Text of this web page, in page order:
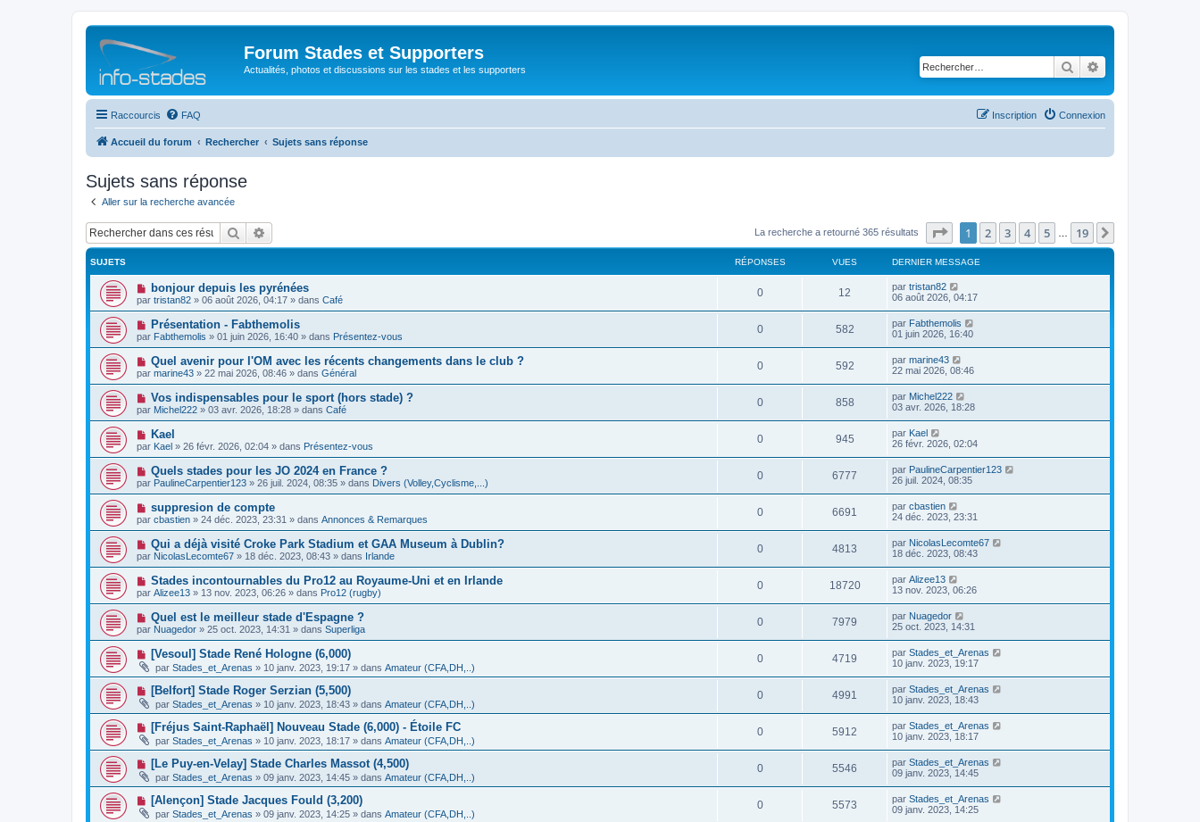
Forum Stades et Supporters
Actualités, photos et discussions sur les stades et les supporters Rechercher
Raccourcis FAQ Connexion
Inscription
Accueil du forum Rechercher Sujets sans réponse
Sujets sans réponse
Aller sur la recherche avancée
Rechercher La recherche a retourné 365 résultats Page sur19
1 2 3 4 5 19
SUJETS RÉPONSES VUES DERNIER MESSAGE
N
o
u
v
e
a
u
m
e
s
s
g
e
bonjour depuis les pyrénées
par tristan82 » 06 août 2026, 04:17 » dans Café
0 12 par tristan82
06 août 2026, 04:17
N
o
u
e
a
u
m
e
s
s
a
g
e
Présentation - Fabthemolis
par Fabthemolis » 01 juin 2026, 16:40 » dans Présentez-vous
0 582 par Fabthemolis
01 juin 2026, 16:40
N
o
u
v
a
u
m
e
s
s
a
g
e
Quel avenir pour l'OM avec les récents changements dans le club ?
par marine43 » 22 mai 2026, 08:46 » dans Général
0 592 par marine43
22 mai 2026, 08:46
N
o
u
v
e
a
u
m
e
s
a
g
e
Vos indispensables pour le sport (hors stade) ?
par Michel222 » 03 avr. 2026, 18:28 » dans Café
0 858 par Michel222
03 avr. 2026, 18:28
N
o
u
e
a
u
m
e
s
s
a
g
e
Kael
par Kael » 26 févr. 2026, 02:04 » dans Présentez-vous
0 945 par Kael
26 févr. 2026, 02:04
N
o
u
e
a
u
m
e
s
s
a
g
e
Quels stades pour les JO 2024 en France ?
par PaulineCarpentier123 » 26 juil. 2024, 08:35 » dans Divers (Volley,Cyclisme,...)
0 6777 par PaulineCarpentier123
26 juil. 2024, 08:35
N
o
u
e
a
u
m
e
s
s
a
g
e
suppresion de compte
par cbastien » 24 déc. 2023, 23:31 » dans Annonces & Remarques
0 6691 par cbastien
24 déc. 2023, 23:31
N
o
u
v
e
a
u
m
e
s
s
a
g
e
Qui a déjà visité Croke Park Stadium et GAA Museum à Dublin?
par NicolasLecomte67 » 18 déc. 2023, 08:43 » dans Irlande
0 4813 par NicolasLecomte67
18 déc. 2023, 08:43
N
o
u
e
a
u
m
e
s
s
a
g
e
Stades incontournables du Pro12 au Royaume-Uni et en Irlande
par Alizee13 » 13 nov. 2023, 06:26 » dans Pro12 (rugby)
0 18720 par Alizee13
13 nov. 2023, 06:26
N
o
u
v
a
u
m
e
s
s
a
g
e
Quel est le meilleur stade d'Espagne ?
par Nuagedor » 25 oct. 2023, 14:31 » dans Superliga
0 7979 par Nuagedor
25 oct. 2023, 14:31
N
o
u
v
a
u
m
e
s
s
a
g
e
[Vesoul] Stade René Hologne (6,000)
par Stades_et_Arenas » 10 janv. 2023, 19:17 » dans Amateur (CFA,DH,..)
0 4719 par Stades_et_Arenas
10 janv. 2023, 19:17
N
o
u
v
a
u
m
e
s
s
a
g
[Belfort] Stade Roger Serzian (5,500)
par Stades_et_Arenas » 10 janv. 2023, 18:43 » dans Amateur (CFA,DH,..)
0 4991 par Stades_et_Arenas
10 janv. 2023, 18:43
N
o
u
v
a
u
m
e
[Fréjus Saint-Raphaël] Nouveau Stade (6,000) - Étoile FC
par Stades_et_Arenas » 10 janv. 2023, 18:17 » dans Amateur (CFA,DH,..)
0 5912 par Stades_et_Arenas
10 janv. 2023, 18:17
N
o
u
v
a
[Le Puy-en-Velay] Stade Charles Massot (4,500)
par Stades_et_Arenas » 09 janv. 2023, 14:45 » dans Amateur (CFA,DH,..)
0 5546 par Stades_et_Arenas
09 janv. 2023, 14:45
N
o
u
[Alençon] Stade Jacques Fould (3,200)
par Stades_et_Arenas » 09 janv. 2023, 14:25 » dans Amateur (CFA,DH,..)
0 5573 par Stades_et_Arenas
09 janv. 2023, 14:25